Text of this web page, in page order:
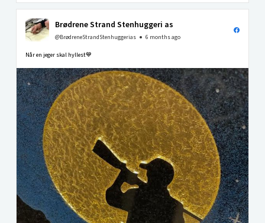
Brødrene Strand Stenhuggeri as
@BrødreneStrandStenhuggerias 6 months ago
Når en jeger skal hyllest💙